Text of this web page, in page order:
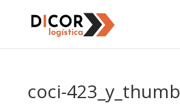
coci-423_y_thumb